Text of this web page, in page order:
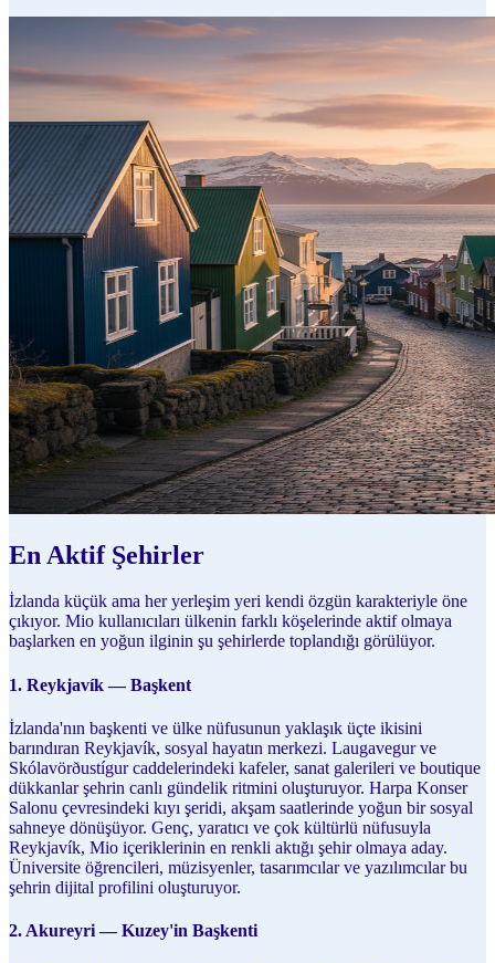
En Aktif Şehirler
İzlanda küçük ama her yerleşim yeri kendi özgün karakteriyle öne
çıkıyor. Mio kullanıcıları ülkenin farklı köşelerinde aktif olmaya
başlarken en yoğun ilginin şu şehirlerde toplandığı görülüyor.
1. Reykjavík — Başkent
İzlanda'nın başkenti ve ülke nüfusunun yaklaşık üçte ikisini
barındıran Reykjavík, sosyal hayatın merkezi. Laugavegur ve
Skólavörðustígur caddelerindeki kafeler, sanat galerileri ve boutique
dükkanlar şehrin canlı gündelik ritmini oluşturuyor. Harpa Konser
Salonu çevresindeki kıyı şeridi, akşam saatlerinde yoğun bir sosyal
sahneye dönüşüyor. Genç, yaratıcı ve çok kültürlü nüfusuyla
Reykjavík, Mio içeriklerinin en renkli aktığı şehir olmaya aday.
Üniversite öğrencileri, müzisyenler, tasarımcılar ve yazılımcılar bu
şehrin dijital profilini oluşturuyor.
2. Akureyri — Kuzey'in Başkenti